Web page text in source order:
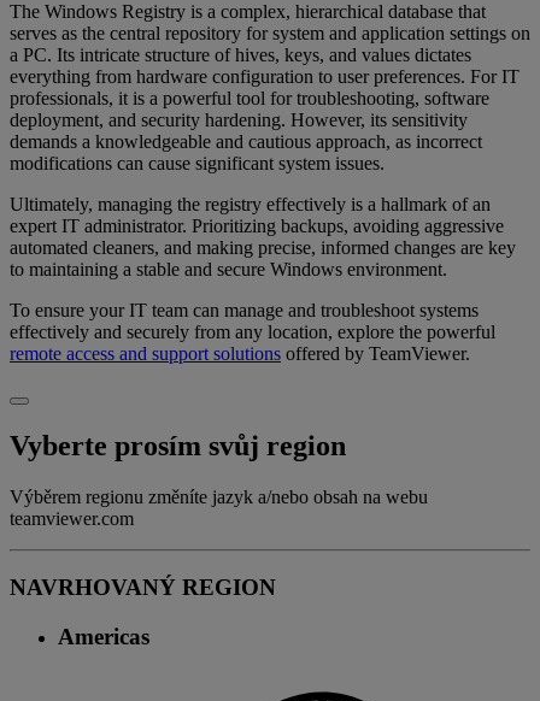
The Windows Registry is a complex, hierarchical database that
serves as the central repository for system and application settings on
a PC. Its intricate structure of hives, keys, and values dictates
everything from hardware configuration to user preferences. For IT
professionals, it is a powerful tool for troubleshooting, software
deployment, and security hardening. However, its sensitivity
demands a knowledgeable and cautious approach, as incorrect
modifications can cause significant system issues.
Ultimately, managing the registry effectively is a hallmark of an
expert IT administrator. Prioritizing backups, avoiding aggressive
automated cleaners, and making precise, informed changes are key
to maintaining a stable and secure Windows environment.
To ensure your IT team can manage and troubleshoot systems
effectively and securely from any location, explore the powerful
remote access and support solutions offered by TeamViewer.
Vyberte prosím svůj region
Výběrem regionu změníte jazyk a/nebo obsah na webu
teamviewer.com
NAVRHOVANÝ REGION
Americas